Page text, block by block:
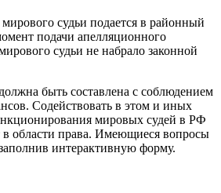
судьи подается в районный
подачи апелляционного
судьи не набрало законной
быть составлена с соблюдением
Содействовать в этом и иных
мировых судей в РФ
области права. Имеющиеся вопросы
интерактивную форму.